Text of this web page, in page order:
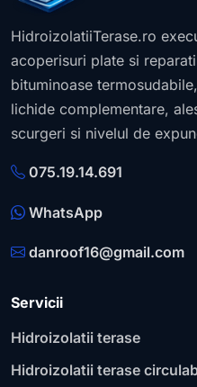
HidroizolatiiTerase.ro
acoperisuri plate si
bituminoase
lichide complementare,
scurgeri si nivelul de
075.19.14.691
WhatsApp
danroof16@gmail.com
Servicii
Hidroizolatii terase
Hidroizolatii terase